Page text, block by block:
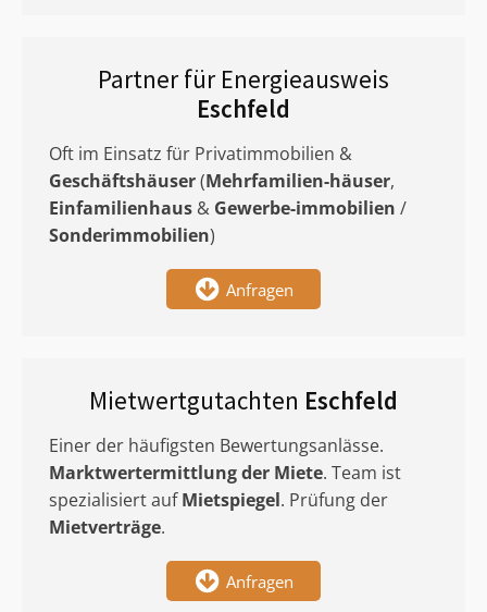
Partner für Energieausweis
Eschfeld
Oft im Einsatz für Privatimmobilien &
Geschäftshäuser(Mehrfamilien-häuser,
Einfamilienhaus & Gewerbe-immobilien /
Sonderimmobilien)
Anfragen
Mietwertgutachten Eschfeld
Einer der häufigsten Bewertungsanlässe.
Marktwertermittlungder Miete. Team ist
spezialisiert aufMietspiegel. Prüfung der
Mietverträge.
Anfragen